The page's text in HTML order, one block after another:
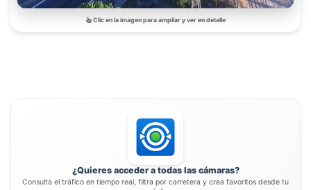
Clic en la imagen para ampliar y ver en detalle
¿Quieres acceder a todas las cámaras?
Consulta el tráfico en tiempo real, filtra por carretera y crea favoritos desde tu